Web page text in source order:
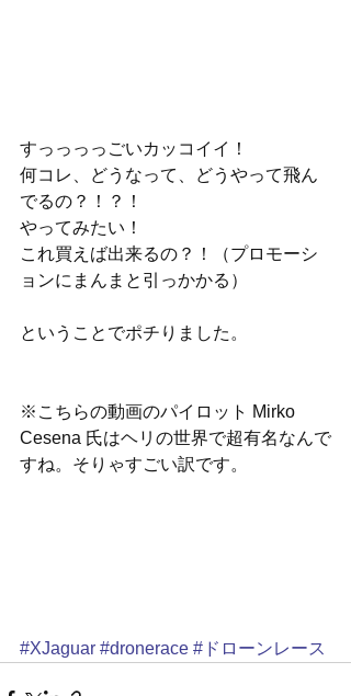
すっっっっごいカッコイイ！
何コレ、どうなって、どうやって飛ん
でるの？！？！
やってみたい！
これ買えば出来るの？！（プロモーシ
ョンにまんまと引っかかる）
ということでポチりました。
※こちらの動画のパイロット Mirko
Cesena 氏はヘリの世界で超有名なんで
すね。そりゃすごい訳です。
#XJaguar #dronerace #ドローンレース